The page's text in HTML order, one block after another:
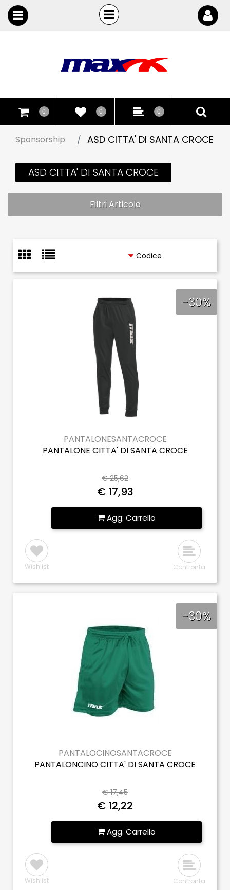
Open Open menu
0 0 0
Sponsorship ASD CITTA' DI SANTA CROCE
ASD CITTA' DI SANTA CROCE
Filtri Articolo
-30%
PANTALONESANTACROCE
PANTALONE CITTA' DI SANTA CROCE
€ 25,62
€ 17,93
Quantità
Agg. Carrello
Wishlist Confronta
-30%
PANTALOCINOSANTACROCE
PANTALONCINO CITTA' DI SANTA CROCE
€ 17,45
€ 12,22
Quantità
Agg. Carrello
Wishlist Confronta